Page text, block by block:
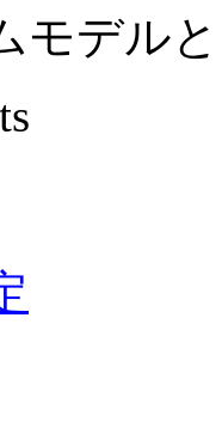
モデル